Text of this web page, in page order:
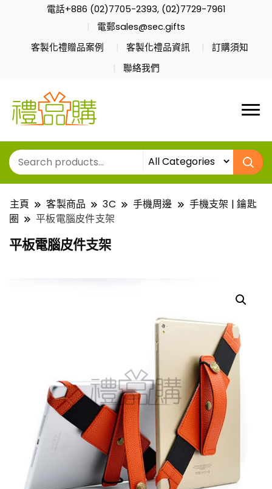
電話+886 (02)7705-2393, (02)7729-7961
電郵sales@sec.gifts
客製化禮贈品案例
客製化禮品資訊
訂購須知
聯絡我們
主頁 客製商品 3C 手機周邊
手機支架 | 鑰匙
圈
平板電腦皮件支架
平板電腦皮件支架